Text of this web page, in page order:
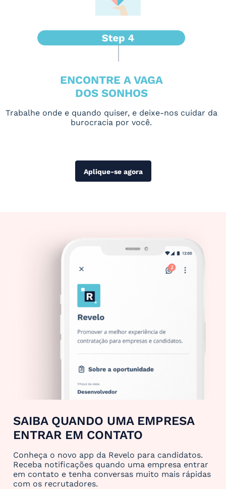
ENCONTRE A VAGA
DOS SONHOS
Trabalhe onde e quando quiser, e deixe-nos cuidar da
burocracia por você.
Aplique-se agora
SAIBA QUANDO UMA EMPRESA
ENTRAR EM CONTATO
Conheça o novo app da Revelo para candidatos.
Receba notificações quando uma empresa entrar
em contato e tenha conversas muito mais rápidas
com os recrutadores.